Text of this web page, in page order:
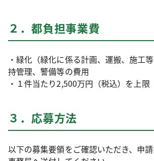
２．都負担事業費
・緑化（緑化に係る計画、運搬、施工
持管理、警備等の費用
・１件当たり2,500万円（税込）を上限
３．応募方法
以下の募集要領をご確認いただき、申請